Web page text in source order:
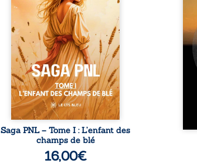
peuple à l’ombre d’Ivorny. À
Atove, Luwel aurait pu
disparaître dans les ruines de
son destin ; pourtant, sous les
pierres d’un temple oublié, des
rebelles lui tendirent la main.
Parmi eux, Atos, général sans
trône mais habité par ...
Saga PNL – Tome I : L’enfant des
champs de blé
16,00€
les